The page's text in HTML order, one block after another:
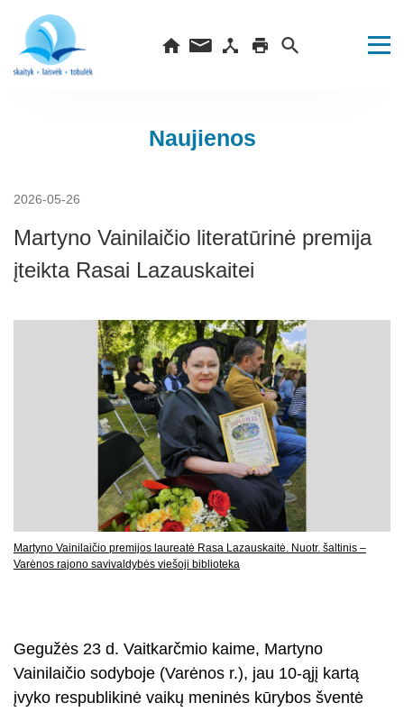
Naujienos
2026-05-26
Martyno Vainilaičio literatūrinė premija
įteikta Rasai Lazauskaitei
Martyno Vainilaičio premijos laureatė Rasa Lazauskaitė. Nuotr. šaltinis –
Varėnos rajono savivaldybės viešoji biblioteka
Gegužės 23 d. Vaitkarčmio kaime, Martyno
Vainilaičio sodyboje (Varėnos r.), jau 10-ąjį kartą
įvyko respublikinė vaikų meninės kūrybos šventė